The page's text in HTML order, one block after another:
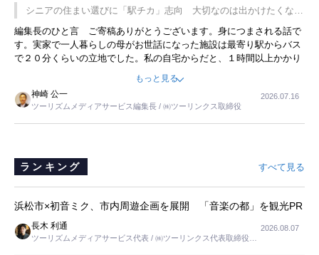
です。永井社長は、駐車場に都内ナンバーの高級外車が停まっている
ことに目をつけ、高級商品でも売れると確信したそうです。今回の記
事を懐かしく読みました。
シニアの住まい選びに「駅チカ」志向 大切なのは出かけたくなる
暮らし
編集長のひと言 ご寄稿ありがとうございます。身につまされる話で
す。実家で一人暮らしの母がお世話になった施設は最寄り駅からバス
で２０分くらいの立地でした。私の自宅からだと、１時間以上かかり
ました。母の住まいから近いという理由で、その施設を選択したので
すが、私と妹にとっては、半日仕事ででした。シニアの住まい選び
は、当人だけではなく、世話をする家族の足の便も考えない外池ない
と思いました。
もっと見る
神崎 公一
ツーリズムメディアサービス編集長 / ㈱ツーリンクス取締役
2026.07.16
ランキング すべて見る
浜松市×初音ミク、市内周遊企画を展開 「音楽の都」を観光PR
長木 利通
ツーリズムメディアサービス代表 / ㈱ツーリンクス代表取締役社
2026.08.07